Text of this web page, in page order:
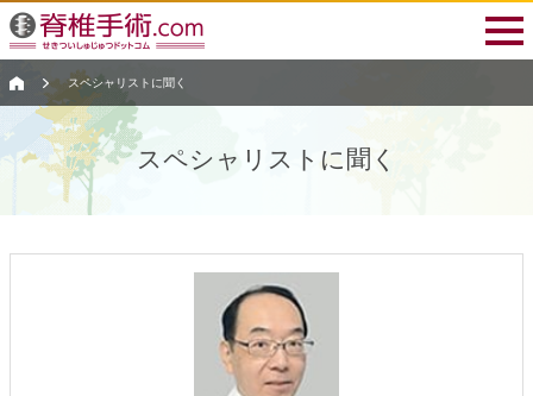
スペシャリストに聞く
スペシャリストに聞く